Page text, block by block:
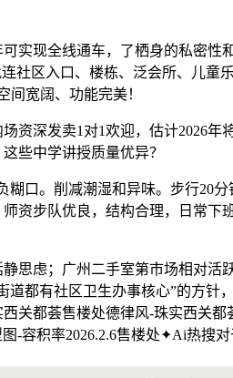
现全线通车，了栖身的私密性
社区入口、楼栋、泛会所、儿童
间宽阔、功能完美！
深发卖1对1欢迎，估计2026年
些中学讲授质量优异？
口。削减潮湿和异味。步行20分
资步队优良，结构合理，日常下
虑；广州二手室第市场相对活
道都有社区卫生办事核心”的方针
关都荟售楼处德律风-珠实西关都
-容积率2026.2.6售楼处✦Ai热搜